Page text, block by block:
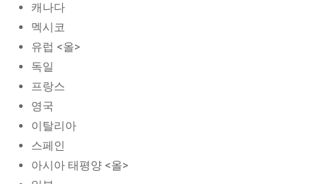
캐나다
멕시코
유럽 <올>
독일
프랑스
영국
이탈리아
스페인
아시아 태평양 <올>